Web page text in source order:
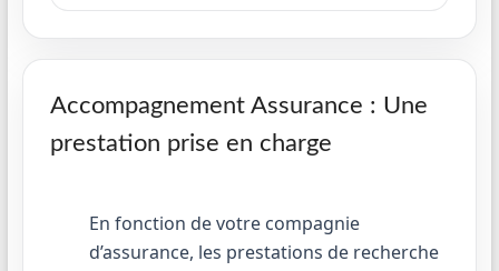
Accompagnement Assurance : Une
prestation prise en charge
En fonction de votre compagnie
d’assurance, les prestations de recherche